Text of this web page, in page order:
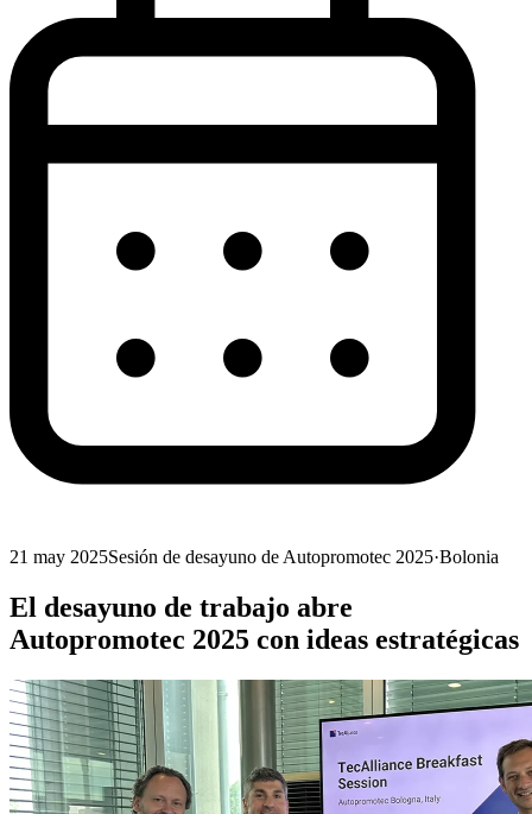
21 may 2025Sesión de desayuno de Autopromotec 2025·Bolonia
El desayuno de trabajo abre
Autopromotec 2025 con ideas estratégicas